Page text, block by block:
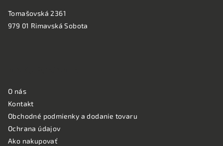
Tomašovská 2361
979 01 Rimavská Sobota
O nás
Kontakt
Obchodné podmienky a dodanie tovaru
Ochrana údajov
Ako nakupovať